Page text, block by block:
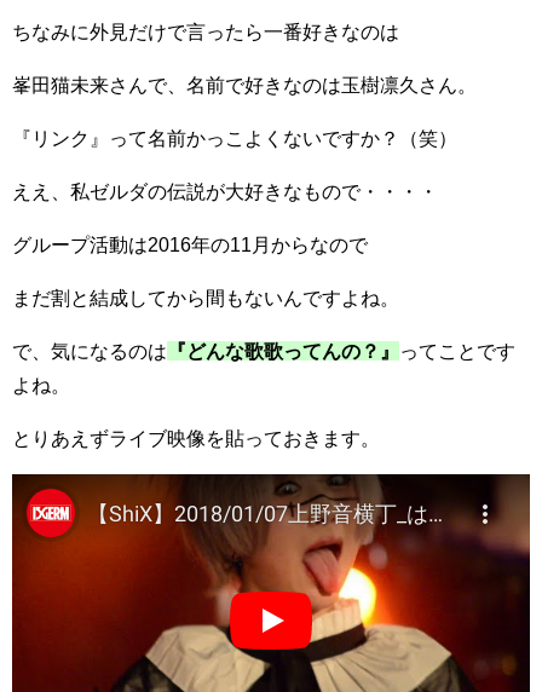
ちなみに外見だけで言ったら一番好きなのは
峯田猫未来さんで、名前で好きなのは玉樹凛久さん。
『リンク』って名前かっこよくないですか？（笑）
ええ、私ゼルダの伝説が大好きなもので・・・・
グループ活動は2016年の11月からなので
まだ割と結成してから間もないんですよね。
で、気になるのは 『どんな歌歌ってんの？』
ってことです
よね。
とりあえずライブ映像を貼っておきます。